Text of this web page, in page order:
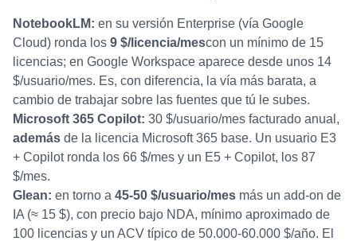
NotebookLM: en su versión Enterprise (vía Google
Cloud) ronda los 9 $/licencia/mescon un mínimo de 15
licencias; en Google Workspace aparece desde unos 14
$/usuario/mes. Es, con diferencia, la vía más barata, a
cambio de trabajar sobre las fuentes que tú le subes.
Microsoft 365 Copilot: 30 $/usuario/mes facturado anual,
además de la licencia Microsoft 365 base. Un usuario E3
+ Copilot ronda los 66 $/mes y un E5 + Copilot, los 87
$/mes.
Glean: en torno a 45-50 $/usuario/mes más un add-on de
IA (≈ 15 $), con precio bajo NDA, mínimo aproximado de
100 licencias y un ACV típico de 50.000-60.000 $/año. El